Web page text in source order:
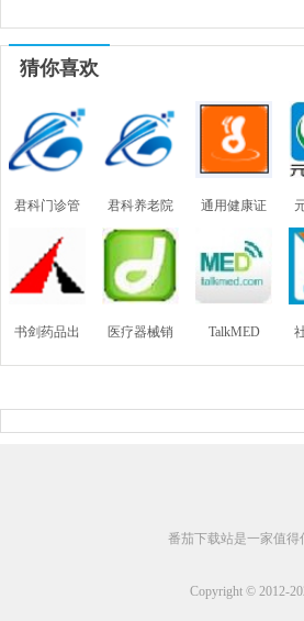
猜你喜欢
君科门诊管
理系统
君科养老院
管理系统
通用健康证
体检表打印
书剑药品出 医疗器械销 TalkMED
番茄下载站是一家值
Copyright © 2012-